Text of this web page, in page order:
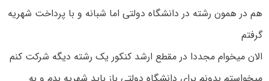
هم در همون رشته در دانشگاه دولتی اما شبانه و با پرداخت شهریه
گرفتم
الان میخوام مجددا در مقطع ارشد کنکور یک رشته دیگه شرکت کنم